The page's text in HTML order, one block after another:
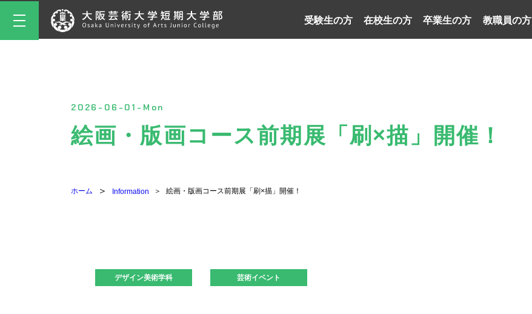
受験生の方 在校生の方 卒業生の方 教職員の方
2026-06-01-Mon
絵画・版画コース前期展「刷×描」開催！
ホーム Information 絵画・版画コース前期展「刷×描」開催！
デザイン美術学科 芸術イベント